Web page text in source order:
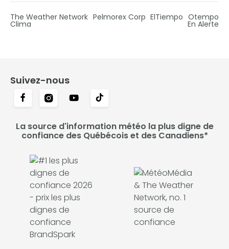
The Weather Network Pelmorex Corp ElTiempo Otempo
Clima En Alerte
Suivez-nous
La source d'information météo la plus digne de
confiance des Québécois et des Canadiens*